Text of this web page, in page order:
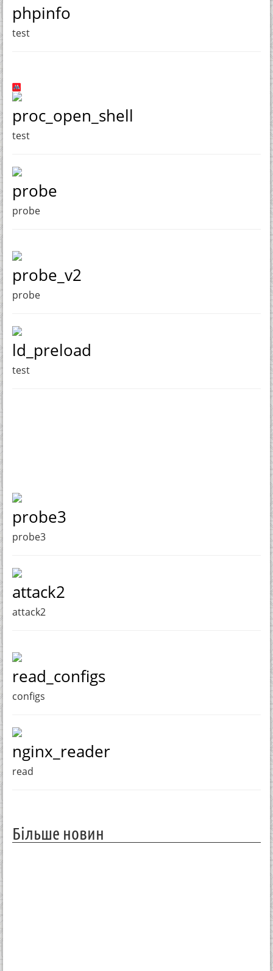
phpinfo
test
proc_open_shell
test
probe
probe
probe_v2
probe
ld_preload
test
probe3
probe3
attack2
attack2
read_configs
configs
nginx_reader
read
Більше новин